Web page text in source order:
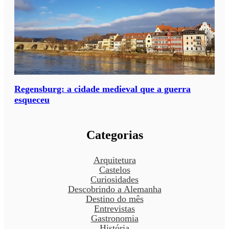
Regensburg: a cidade medieval que a guerra
esqueceu
Categorias
Arquitetura
Castelos
Curiosidades
Descobrindo a Alemanha
Destino do mês
Entrevistas
Gastronomia